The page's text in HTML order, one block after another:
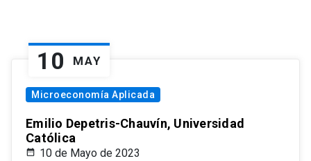
10 MAY
Microeconomía Aplicada
Emilio Depetris-Chauvín, Universidad
Católica
10 de Mayo de 2023